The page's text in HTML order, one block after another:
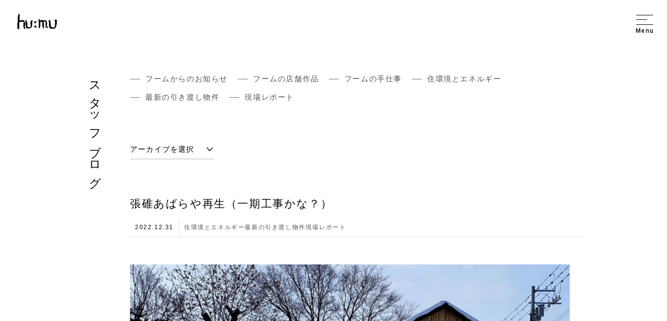
Menu
スタッフブログ フームからのお知らせ フームの店舗作品 フームの手仕事 住環境とエネルギー
最新の引き渡し物件 現場レポート
張碓あばらや再生（一期工事かな？）
2022.12.31 住環境とエネルギー最新の引き渡し物件現場レポート